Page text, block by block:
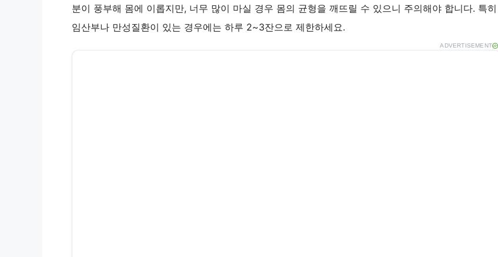
분이 풍부해 몸에 이롭지만, 너무 많이 마실 경우 몸의 균형을 깨뜨릴 수 있으니 주의해야 합니다. 특히
임산부나 만성질환이 있는 경우에는 하루 2~3잔으로 제한하세요.
ADVERTISEMENT